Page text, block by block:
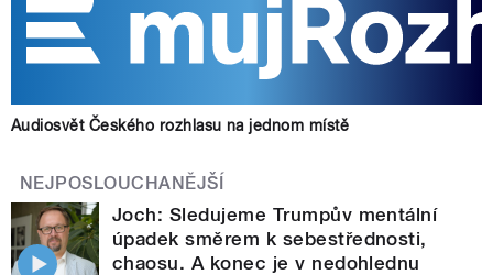
Audiosvět Českého rozhlasu na jednom místě
NEJPOSLOUCHANĚJŠÍ
Joch: Sledujeme Trumpův mentální
úpadek směrem k sebestřednosti,
chaosu. A konec je v nedohlednu